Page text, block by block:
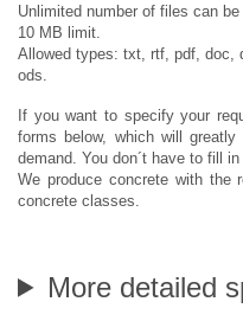
Unlimited number of files can be
10 MB limit.
Allowed types: txt, rtf, pdf, doc,
ods.
If you want to specify your
forms below, which will
demand. You don´t have to fill
We produce concrete with the
concrete classes.
More detailed